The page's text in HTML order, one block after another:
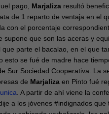
pago, Marjaliza resultó
de 1 reparto de ventaja en el
con el porcentaje
supone que son las aceras y
parte el bacalao, en el que
esto se fué de madre hace
Sur Sociedad Cooperativa. La
de Marjaliza en Pinto fué
. A partir de ahí viene la
a los jóvenes #indignados que